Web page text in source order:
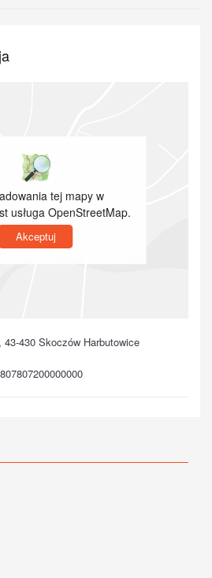
tej mapy w
usługa OpenStreetMap.
Akceptuj
43-430 Skoczów Harbutowice